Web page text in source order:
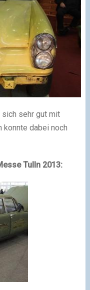
sich sehr gut mit
konnte dabei noch
Tulln 2013: